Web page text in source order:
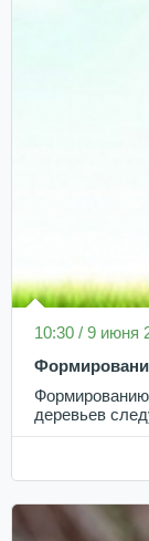
10:30 / 9 июня
деревьев